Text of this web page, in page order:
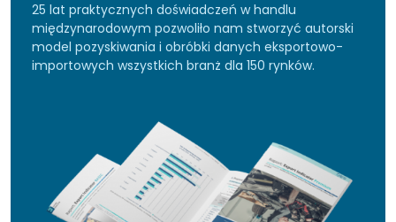
25 lat praktycznych doświadczeń w handlu
międzynarodowym pozwoliło nam stworzyć autorski
model pozyskiwania i obróbki danych eksportowo-
importowych wszystkich branż dla 150 rynków.